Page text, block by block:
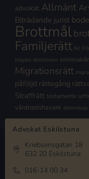
advokat Allmänt
Biträdande jurist
Brottmål
Familjerätt fel
högsta domstolen
Migrationsrätt
påföljd rättegång
Straffrätt testamente
vårdnadshavare äktenskap
Advokat Eskilstuna
Kriebsensgatan 18
632 20 Eskilstuna
016-14 00 34